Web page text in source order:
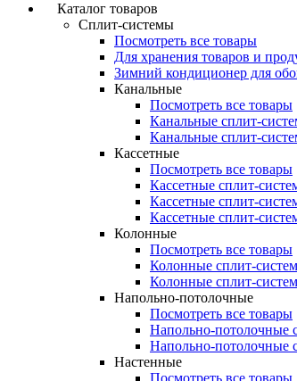
Каталог товаров
Сплит-системы
Посмотреть все товары
Для хранения товаров и
Зимний кондиционер для
Канальные
Посмотреть все товары
Канальные сплит-
Канальные сплит-
Кассетные
Посмотреть все товары
Кассетные сплит-
Кассетные сплит-
Кассетные сплит-
Колонные
Посмотреть все товары
Колонные сплит-
Колонные сплит-
Напольно-потолочные
Посмотреть все товары
Напольно-потолочные
Напольно-потолочные
Настенные
Посмотреть все товары